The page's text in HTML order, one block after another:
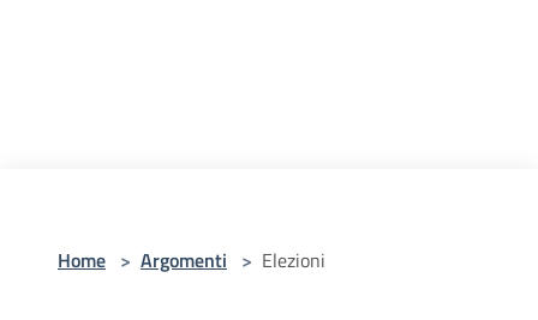
Home > Argomenti > Elezioni